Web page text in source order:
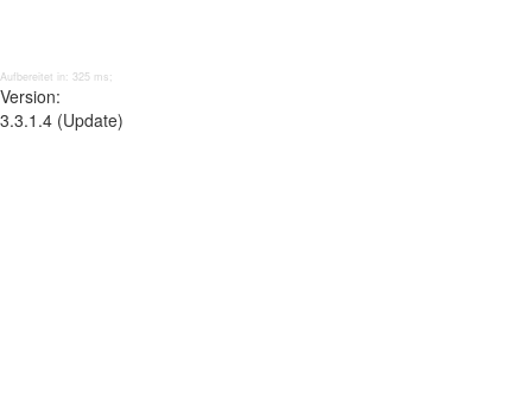
Aufbereitet in: 325 ms;
Version:
3.3.1.4 (Update)